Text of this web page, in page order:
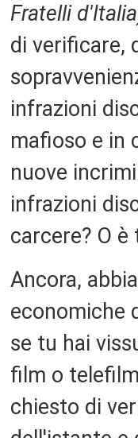
Fratelli
di verificare,
infrazioni
mafioso e in
nuove
infrazioni
carcere? O è
Ancora,
economiche
se tu hai
film o
chiesto di